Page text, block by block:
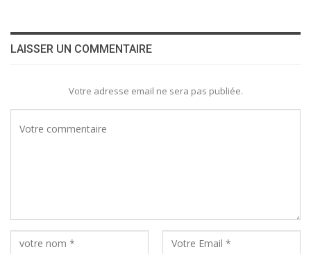
LAISSER UN COMMENTAIRE
Votre adresse email ne sera pas publiée.